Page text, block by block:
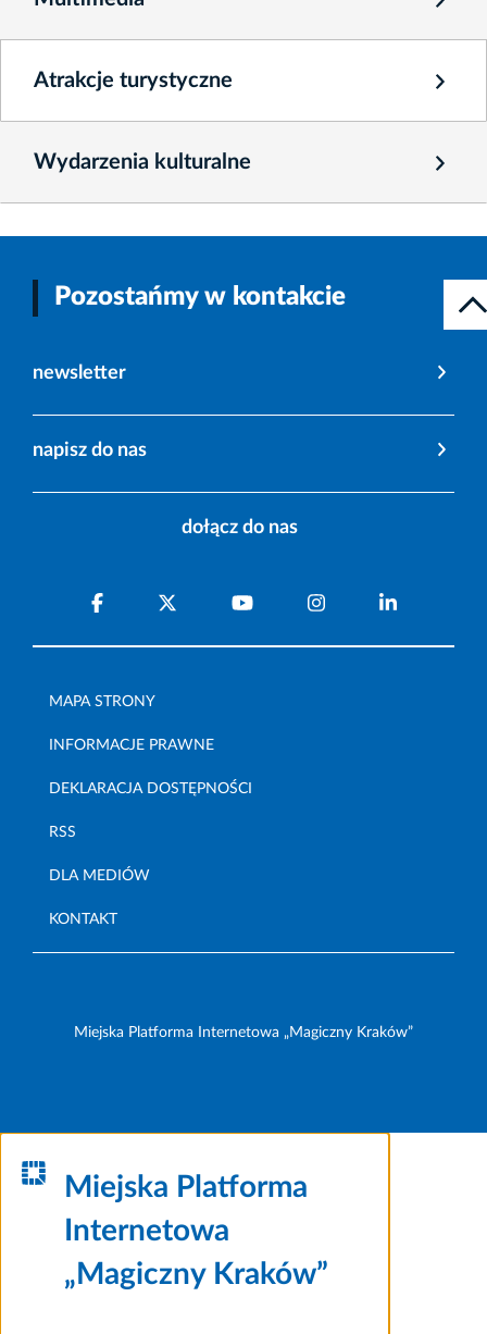
Atrakcje turystyczne
Wydarzenia kulturalne
Pozostańmy w kontakcie
newsletter
napisz do nas
dołącz do nas
MAPA STRONY
INFORMACJE PRAWNE
DEKLARACJA DOSTĘPNOŚCI
RSS
DLA MEDIÓW
KONTAKT
Miejska Platforma Internetowa „Magiczny Kraków”
Miejska Platforma
Internetowa
„Magiczny Kraków”